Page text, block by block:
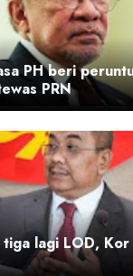
PH beri
PRN
tiga lagi LOD,